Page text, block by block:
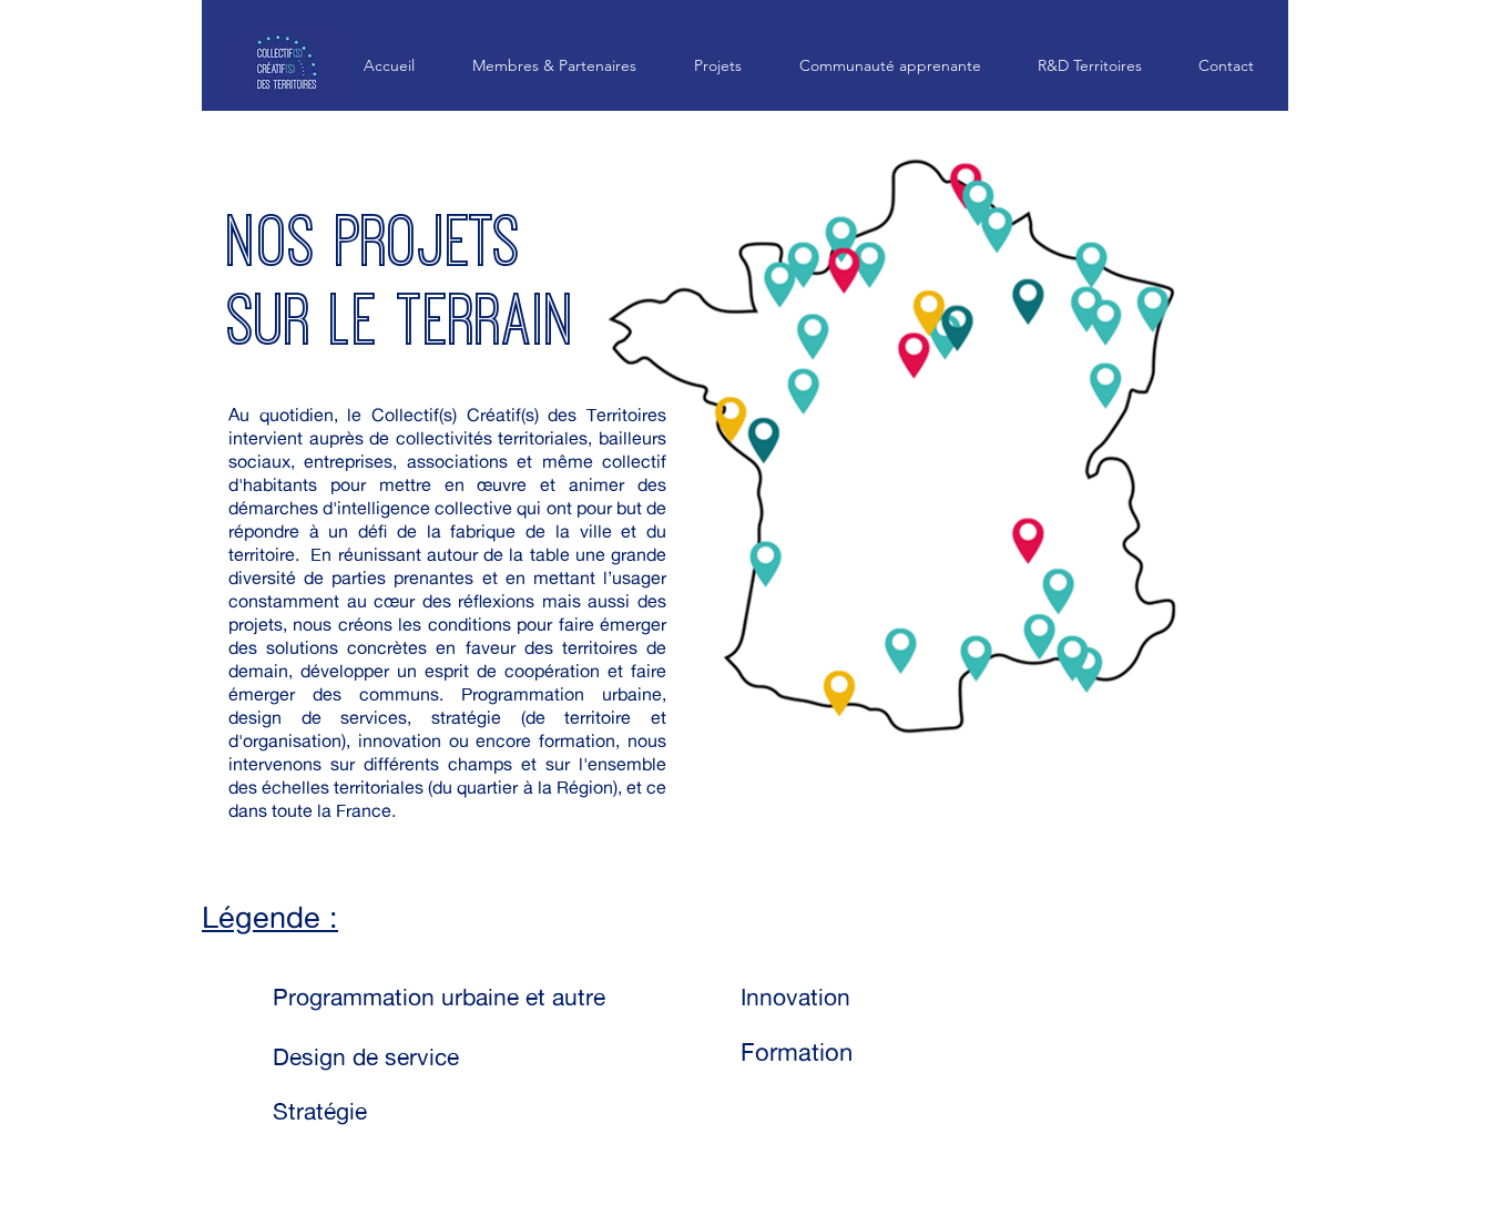
Accueil Membres & Partenaires Projets Communauté apprenante R&D Territoires Contact
NOS PROJETS
SUR LE TERRAIN
Au quotidien, le Collectif(s) Créatif(s) des Territoires
intervient auprès de collectivités territoriales, bailleurs
sociaux, entreprises, associations et même collectif
d'habitants pour mettre en œuvre et animer des
démarches d'intelligence collective qui ont pour but de
répondre à un défi de la fabrique de la ville et du
territoire. En réunissant autour de la table une grande
diversité de parties prenantes et en mettant l’usager
constamment au cœur des réflexions mais aussi des
projets, nous créons les conditions pour faire émerger
des solutions concrètes en faveur des territoires de
demain, développer un esprit de coopération et faire
émerger des communs. Programmation urbaine,
design de services, stratégie (de territoire et
d'organisation), innovation ou encore formation, nous
intervenons sur différents champs et sur l'ensemble
des échelles territoriales (du quartier à la Région), et ce
dans toute la France.
Programmation urbaine et autre
Design de service
Stratégie
Légende :
Innovation
Formation